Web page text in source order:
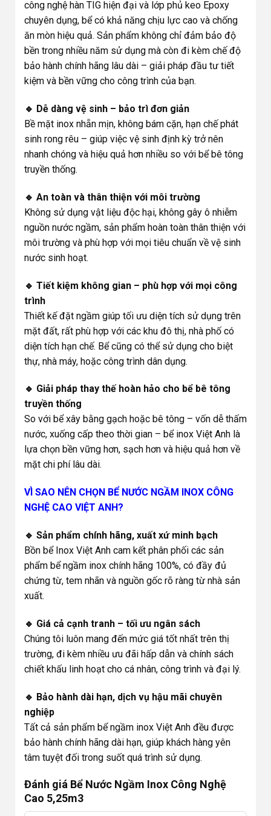
công nghệ hàn TIG hiện đại và lớp phủ keo Epoxy
chuyên dụng, bể có khả năng chịu lực cao và chống
ăn mòn hiệu quả. Sản phẩm không chỉ đảm bảo độ
bền trong nhiều năm sử dụng mà còn đi kèm chế độ
bảo hành chính hãng lâu dài – giải pháp đầu tư tiết
kiệm và bền vững cho công trình của bạn.
🔹 Dễ dàng vệ sinh – bảo trì đơn giản
Bề mặt inox nhẵn mịn, không bám cặn, hạn chế phát
sinh rong rêu – giúp việc vệ sinh định kỳ trở nên
nhanh chóng và hiệu quả hơn nhiều so với bể bê tông
truyền thống.
🔹 An toàn và thân thiện với môi trường
Không sử dụng vật liệu độc hại, không gây ô nhiễm
nguồn nước ngầm, sản phẩm hoàn toàn thân thiện với
môi trường và phù hợp với mọi tiêu chuẩn về vệ sinh
nước sinh hoạt.
🔹 Tiết kiệm không gian – phù hợp với mọi công
trình
Thiết kế đặt ngầm giúp tối ưu diện tích sử dụng trên
mặt đất, rất phù hợp với các khu đô thị, nhà phố có
diện tích hạn chế. Bể cũng có thể sử dụng cho biệt
thự, nhà máy, hoặc công trình dân dụng.
🔹 Giải pháp thay thế hoàn hảo cho bể bê tông
truyền thống
So với bể xây bằng gạch hoặc bê tông – vốn dễ thấm
nước, xuống cấp theo thời gian – bể inox Việt Anh là
lựa chọn bền vững hơn, sạch hơn và hiệu quả hơn về
mặt chi phí lâu dài.
VÌ SAO NÊN CHỌN BỂ NƯỚC NGẦM INOX CÔNG
NGHỆ CAO VIỆT ANH?
🔹 Sản phẩm chính hãng, xuất xứ minh bạch
Bồn bể Inox Việt Anh cam kết phân phối các sản
phẩm bể ngầm inox chính hãng 100%, có đầy đủ
chứng từ, tem nhãn và nguồn gốc rõ ràng từ nhà sản
xuất.
🔹 Giá cả cạnh tranh – tối ưu ngân sách
Chúng tôi luôn mang đến mức giá tốt nhất trên thị
trường, đi kèm nhiều ưu đãi hấp dẫn và chính sách
chiết khấu linh hoạt cho cá nhân, công trình và đại lý.
🔹 Bảo hành dài hạn, dịch vụ hậu mãi chuyên
nghiệp
Tất cả sản phẩm bể ngầm inox Việt Anh đều được
bảo hành chính hãng dài hạn, giúp khách hàng yên
tâm tuyệt đối trong suốt quá trình sử dụng.
Đánh giá Bể Nước Ngầm Inox Công Nghệ
Cao 5,25m3